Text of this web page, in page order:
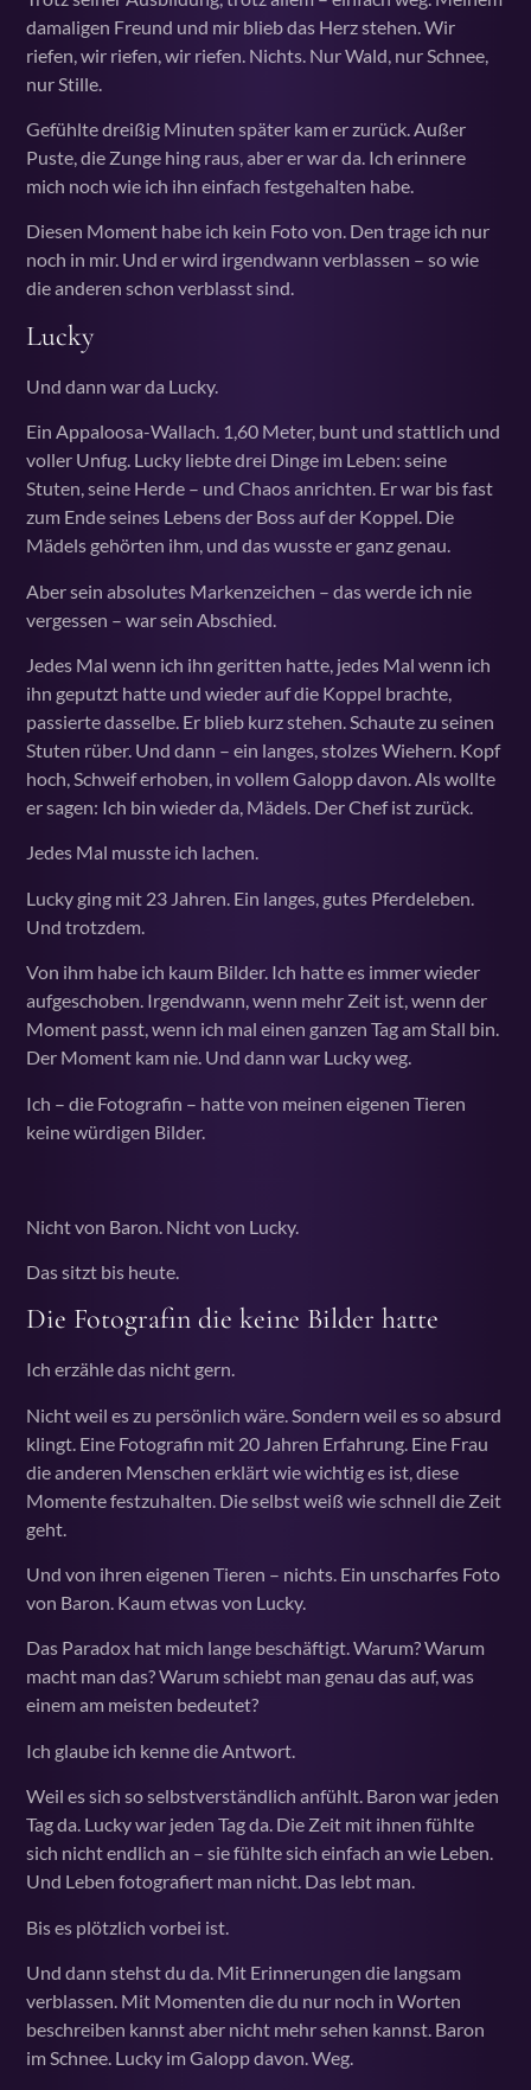
damaligen Freund und mir blieb das Herz stehen. Wir
riefen, wir riefen, wir riefen. Nichts. Nur Wald, nur Schnee,
nur Stille.
Gefühlte dreißig Minuten später kam er zurück. Außer
Puste, die Zunge hing raus, aber er war da. Ich erinnere
mich noch wie ich ihn einfach festgehalten habe.
Diesen Moment habe ich kein Foto von. Den trage ich nur
noch in mir. Und er wird irgendwann verblassen – so wie
die anderen schon verblasst sind.
Lucky
Und dann war da Lucky.
Ein Appaloosa-Wallach. 1,60 Meter, bunt und stattlich und
voller Unfug. Lucky liebte drei Dinge im Leben: seine
Stuten, seine Herde – und Chaos anrichten. Er war bis fast
zum Ende seines Lebens der Boss auf der Koppel. Die
Mädels gehörten ihm, und das wusste er ganz genau.
Aber sein absolutes Markenzeichen – das werde ich nie
vergessen – war sein Abschied.
Jedes Mal wenn ich ihn geritten hatte, jedes Mal wenn ich
ihn geputzt hatte und wieder auf die Koppel brachte,
passierte dasselbe. Er blieb kurz stehen. Schaute zu seinen
Stuten rüber. Und dann – ein langes, stolzes Wiehern. Kopf
hoch, Schweif erhoben, in vollem Galopp davon. Als wollte
er sagen: Ich bin wieder da, Mädels. Der Chef ist zurück.
Jedes Mal musste ich lachen.
Lucky ging mit 23 Jahren. Ein langes, gutes Pferdeleben.
Und trotzdem.
Von ihm habe ich kaum Bilder. Ich hatte es immer wieder
aufgeschoben. Irgendwann, wenn mehr Zeit ist, wenn der
Moment passt, wenn ich mal einen ganzen Tag am Stall bin.
Der Moment kam nie. Und dann war Lucky weg.
Ich – die Fotografin – hatte von meinen eigenen Tieren
keine würdigen Bilder.
Nicht von Baron. Nicht von Lucky.
Das sitzt bis heute.
Die Fotografin die keine Bilder hatte
Ich erzähle das nicht gern.
Nicht weil es zu persönlich wäre. Sondern weil es so absurd
klingt. Eine Fotografin mit 20 Jahren Erfahrung. Eine Frau
die anderen Menschen erklärt wie wichtig es ist, diese
Momente festzuhalten. Die selbst weiß wie schnell die Zeit
geht.
Und von ihren eigenen Tieren – nichts. Ein unscharfes Foto
von Baron. Kaum etwas von Lucky.
Das Paradox hat mich lange beschäftigt. Warum? Warum
macht man das? Warum schiebt man genau das auf, was
einem am meisten bedeutet?
Ich glaube ich kenne die Antwort.
Weil es sich so selbstverständlich anfühlt. Baron war jeden
Tag da. Lucky war jeden Tag da. Die Zeit mit ihnen fühlte
sich nicht endlich an – sie fühlte sich einfach an wie Leben.
Und Leben fotografiert man nicht. Das lebt man.
Bis es plötzlich vorbei ist.
Und dann stehst du da. Mit Erinnerungen die langsam
verblassen. Mit Momenten die du nur noch in Worten
beschreiben kannst aber nicht mehr sehen kannst. Baron
im Schnee. Lucky im Galopp davon. Weg.